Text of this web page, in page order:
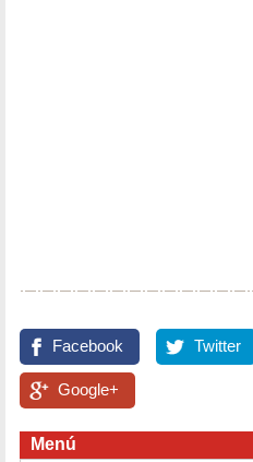
Facebook Twitter
Google+
Menú